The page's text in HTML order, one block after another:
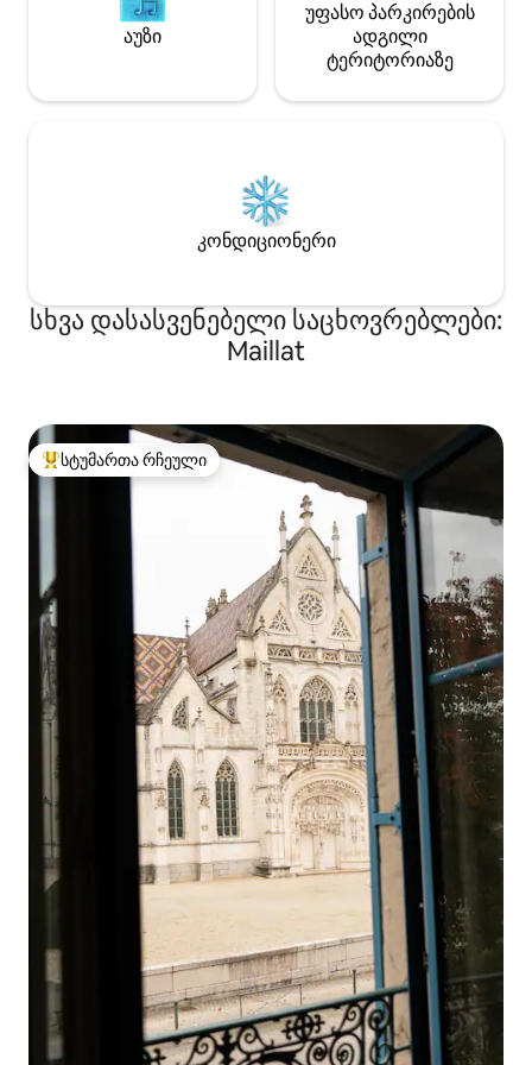
აუზი
უფასო პარკირების
ადგილი
ტერიტორიაზე
კონდიციონერი
სხვა დასასვენებელი საცხოვრებლები:
Maillat
სტუმართა რჩეული მოწინავე ვარიანტი
სტუმართა რჩეული